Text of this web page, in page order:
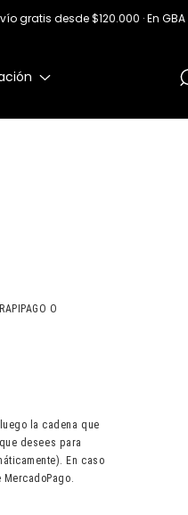
gratis desde $120.000 · En
O
la cadena que
desees para
En caso